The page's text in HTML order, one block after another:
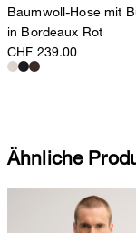
Baumwoll-Hose mit
in Bordeaux Rot
CHF 239.00
Ähnliche